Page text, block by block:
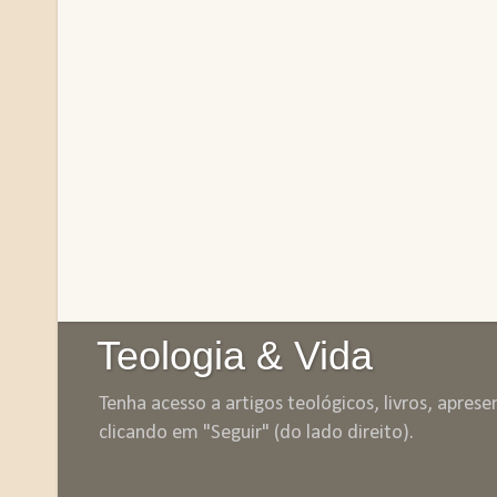
Teologia & Vida
Tenha acesso a artigos teológicos, livros,
clicando em "Seguir" (do lado direito).